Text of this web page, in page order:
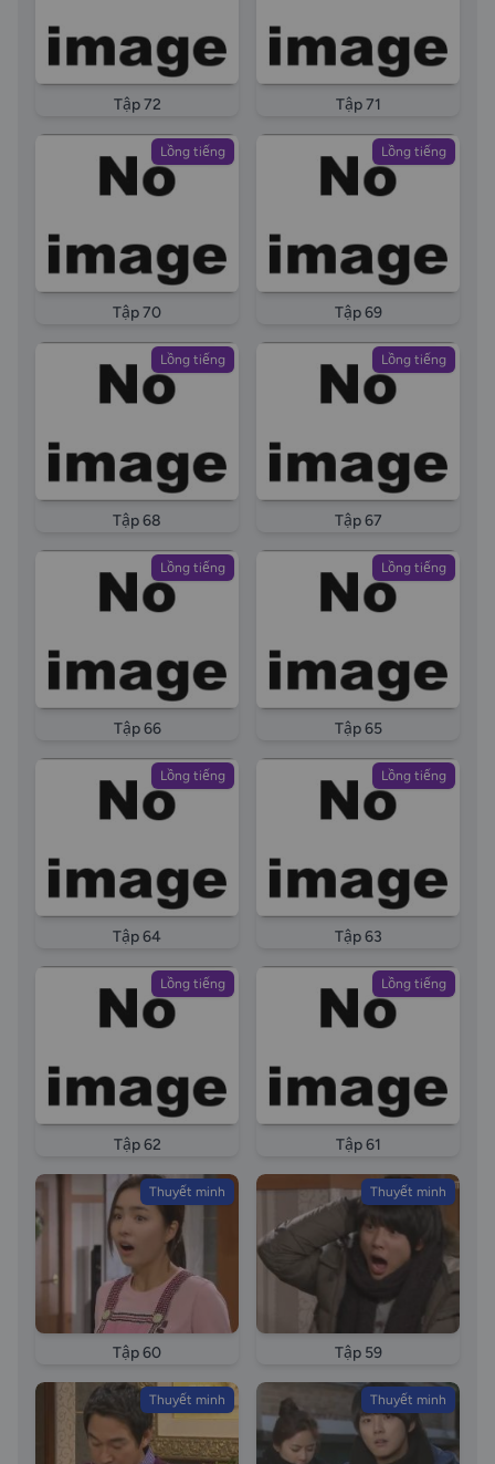
Tập 72 Tập 71
Lồng tiếng
Tập 70
Lồng tiếng
Tập 69
Lồng tiếng
Tập 68
Lồng tiếng
Tập 67
Lồng tiếng
Tập 66
Lồng tiếng
Tập 65
Lồng tiếng
Tập 64
Lồng tiếng
Tập 63
Lồng tiếng
Tập 62
Lồng tiếng
Tập 61
Thuyết minh
Tập 60
Thuyết minh
Tập 59
Thuyết minh Thuyết minh